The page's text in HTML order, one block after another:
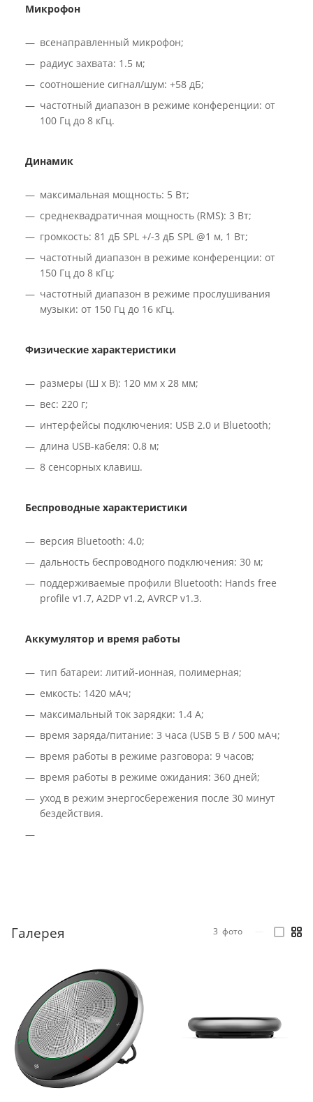
Микрофон
всенаправленный микрофон;
радиус захвата: 1.5 м;
соотношение сигнал/шум: +58 дБ;
частотный диапазон в режиме конференции: от
100 Гц до 8 кГц.
Динамик
максимальная мощность: 5 Вт;
среднеквадратичная мощность (RMS): 3 Вт;
громкость: 81 дБ SPL +/-3 дБ SPL @1 м, 1 Вт;
частотный диапазон в режиме конференции: от
150 Гц до 8 кГц;
частотный диапазон в режиме прослушивания
музыки: от 150 Гц до 16 кГц.
Физические характеристики
размеры (Ш х В): 120 мм х 28 мм;
вес: 220 г;
интерфейсы подключения: USB 2.0 и Bluetooth;
длина USB-кабеля: 0.8 м;
8 сенсорных клавиш.
Беспроводные характеристики
версия Bluetooth: 4.0;
дальность беспроводного подключения: 30 м;
поддерживаемые профили Bluetooth: Hands free
profile v1.7, A2DP v1.2, AVRCP v1.3.
Аккумулятор и время работы
тип батареи: литий-ионная, полимерная;
емкость: 1420 мАч;
максимальный ток зарядки: 1.4 А;
время заряда/питание: 3 часа (USB 5 В / 500 мАч;
время работы в режиме разговора: 9 часов;
время работы в режиме ожидания: 360 дней;
уход в режим энергосбережения после 30 минут
бездействия.
Галерея 3 фото